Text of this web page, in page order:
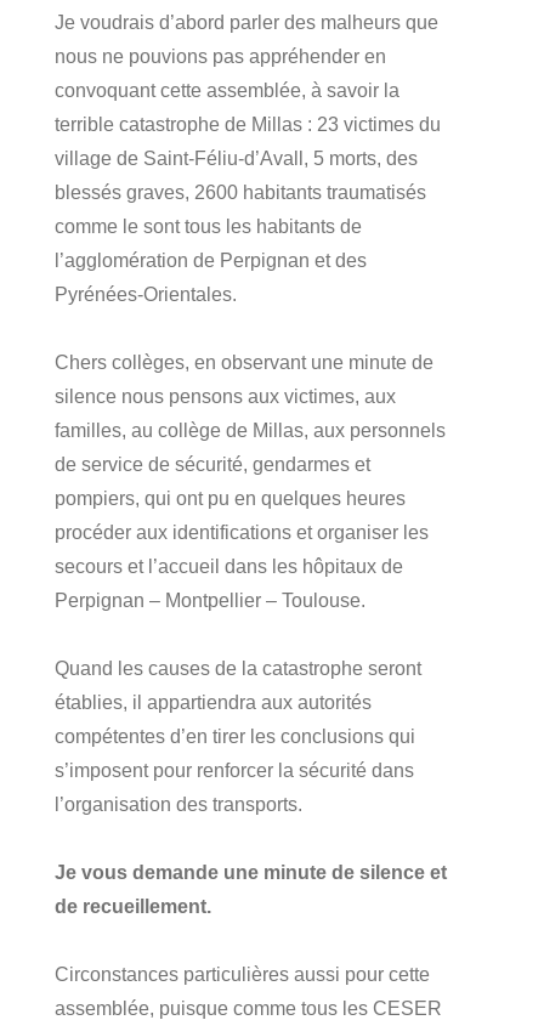
Je voudrais d’abord parler des malheurs que
nous ne pouvions pas appréhender en
convoquant cette assemblée, à savoir la
terrible catastrophe de Millas : 23 victimes du
village de Saint-Féliu-d’Avall, 5 morts, des
blessés graves, 2600 habitants traumatisés
comme le sont tous les habitants de
l’agglomération de Perpignan et des
Pyrénées-Orientales.
Chers collèges, en observant une minute de
silence nous pensons aux victimes, aux
familles, au collège de Millas, aux personnels
de service de sécurité, gendarmes et
pompiers, qui ont pu en quelques heures
procéder aux identifications et organiser les
secours et l’accueil dans les hôpitaux de
Perpignan – Montpellier – Toulouse.
Quand les causes de la catastrophe seront
établies, il appartiendra aux autorités
compétentes d’en tirer les conclusions qui
s’imposent pour renforcer la sécurité dans
l’organisation des transports.
Je vous demande une minute de silence et
de recueillement.
Circonstances particulières aussi pour cette
assemblée, puisque comme tous les CESER